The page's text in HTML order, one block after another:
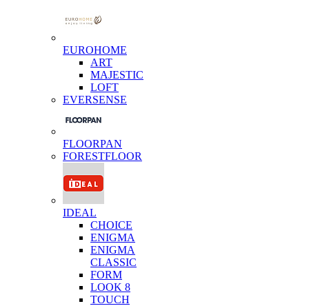
EUROHOME
ART
MAJESTIC
LOFT
EVERSENSE
FLOORPAN
FORESTFLOOR
IDEAL
CHOICE
ENIGMA
ENIGMA
CLASSIC
FORM
LOOK 8
TOUCH